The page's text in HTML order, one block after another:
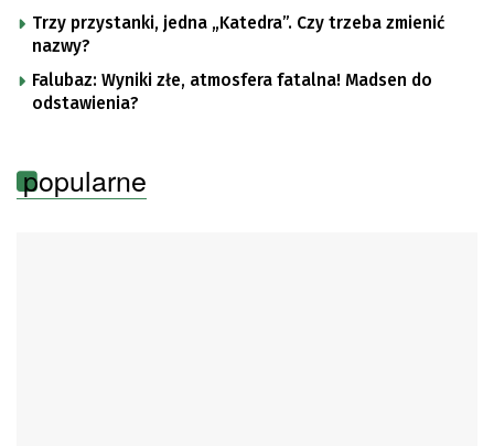
Trzy przystanki, jedna „Katedra”. Czy trzeba zmienić
nazwy?
Falubaz: Wyniki złe, atmosfera fatalna! Madsen do
odstawienia?
popularne